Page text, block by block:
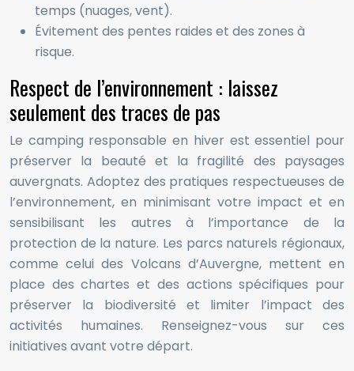
temps (nuages, vent).
Évitement des pentes raides et des zones à
risque.
Respect de l’environnement : laissez
seulement des traces de pas
Le camping responsable en hiver est essentiel pour
préserver la beauté et la fragilité des paysages
auvergnats. Adoptez des pratiques respectueuses de
l’environnement, en minimisant votre impact et en
sensibilisant les autres à l’importance de la
protection de la nature. Les parcs naturels régionaux,
comme celui des Volcans d’Auvergne, mettent en
place des chartes et des actions spécifiques pour
préserver la biodiversité et limiter l’impact des
activités humaines. Renseignez-vous sur ces
initiatives avant votre départ.